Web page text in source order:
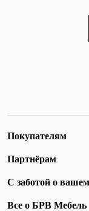
Покупателям
Партнёрам
С заботой о
Все о БРВ Мебель